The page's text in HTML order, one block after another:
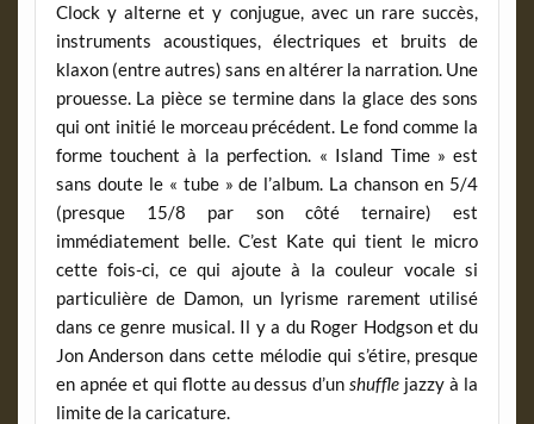
Clock y alterne et y conjugue, avec un rare succès,
instruments acoustiques, électriques et bruits de
klaxon (entre autres) sans en altérer la narration. Une
prouesse. La pièce se termine dans la glace des sons
qui ont initié le morceau précédent. Le fond comme la
forme touchent à la perfection. « Island Time » est
sans doute le « tube » de l’album. La chanson en 5/4
(presque 15/8 par son côté ternaire) est
immédiatement belle. C’est Kate qui tient le micro
cette fois-ci, ce qui ajoute à la couleur vocale si
particulière de Damon, un lyrisme rarement utilisé
dans ce genre musical. Il y a du Roger Hodgson et du
Jon Anderson dans cette mélodie qui s’étire, presque
en apnée et qui flotte au dessus d’unshuffle jazzy à la
limite de la caricature.